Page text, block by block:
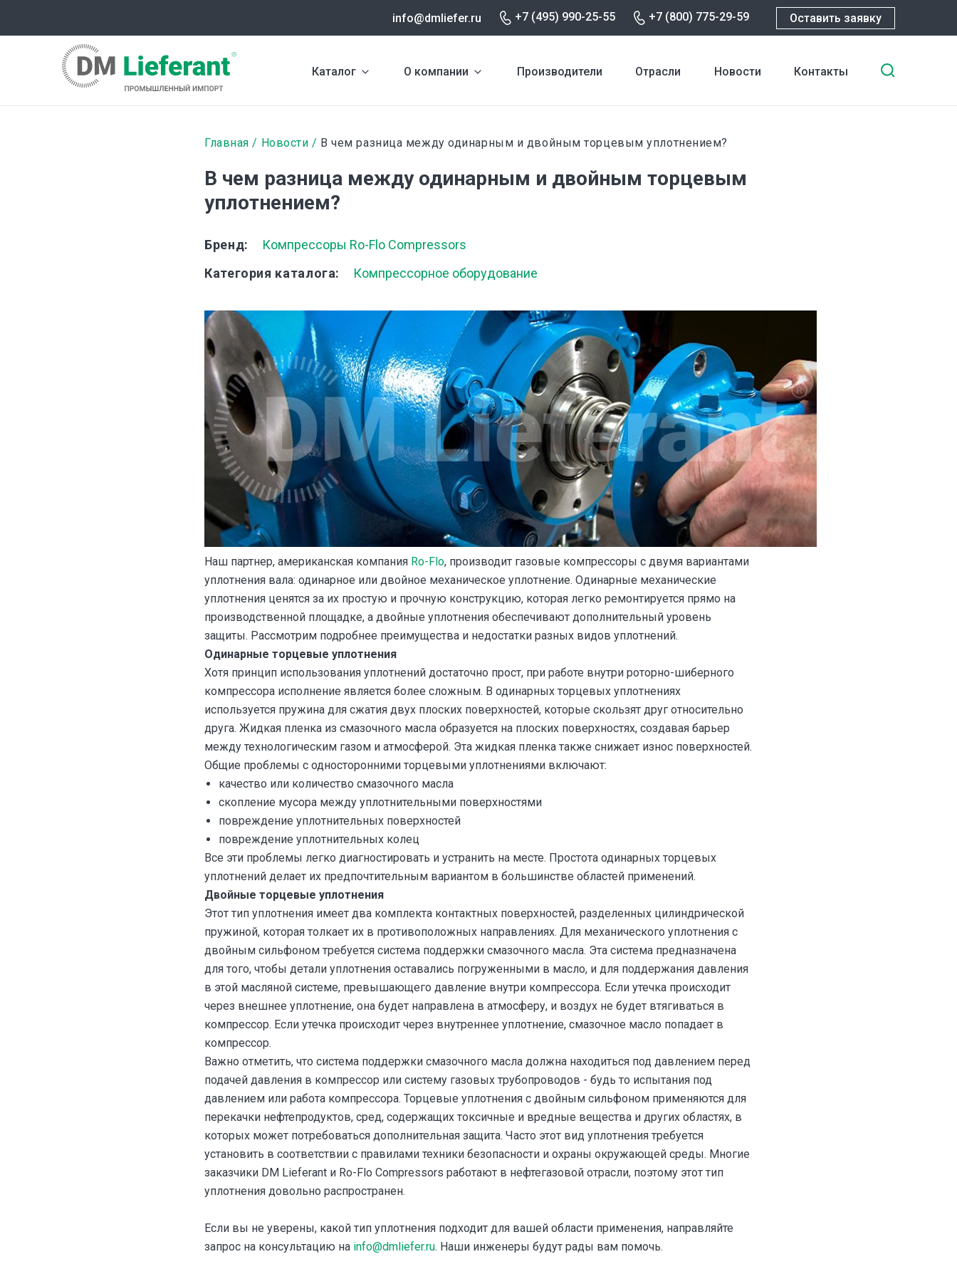
содержанию
info@dmliefer.ru +7 (495) 990-25-55 +7 (800) 775-29-59 Оставить заявку
Каталог О компании Производители Отрасли Новости Контакты
Строка
навигации
Главная Новости В чем разница между одинарным и двойным торцевым уплотнением?
В чем разница между одинарным и двойным торцевым
уплотнением?
Бренд
Компрессоры Ro-Flo Compressors
Категория каталога
Компрессорное оборудование
Наш партнер, американская компания Ro-Flo, производит газовые компрессоры с двумя вариантами
уплотнения вала: одинарное или двойное механическое уплотнение. Одинарные механические
уплотнения ценятся за их простую и прочную конструкцию, которая легко ремонтируется прямо на
производственной площадке, а двойные уплотнения обеспечивают дополнительный уровень
защиты. Рассмотрим подробнее преимущества и недостатки разных видов уплотнений.
Одинарные торцевые уплотнения
Хотя принцип использования уплотнений достаточно прост, при работе внутри роторно-шиберного
компрессора исполнение является более сложным. В одинарных торцевых уплотнениях
используется пружина для сжатия двух плоских поверхностей, которые скользят друг относительно
друга. Жидкая пленка из смазочного масла образуется на плоских поверхностях, создавая барьер
между технологическим газом и атмосферой. Эта жидкая пленка также снижает износ поверхностей.
Общие проблемы с односторонними торцевыми уплотнениями включают:
качество или количество смазочного масла
скопление мусора между уплотнительными поверхностями
повреждение уплотнительных поверхностей
повреждение уплотнительных колец
Все эти проблемы легко диагностировать и устранить на месте. Простота одинарных торцевых
уплотнений делает их предпочтительным вариантом в большинстве областей применений.
Двойные торцевые уплотнения
Этот тип уплотнения имеет два комплекта контактных поверхностей, разделенных цилиндрической
пружиной, которая толкает их в противоположных направлениях. Для механического уплотнения с
двойным сильфоном требуется система поддержки смазочного масла. Эта система предназначена
для того, чтобы детали уплотнения оставались погруженными в масло, и для поддержания давления
в этой масляной системе, превышающего давление внутри компрессора. Если утечка происходит
через внешнее уплотнение, она будет направлена в атмосферу, и воздух не будет втягиваться в
компрессор. Если утечка происходит через внутреннее уплотнение, смазочное масло попадает в
компрессор.
Важно отметить, что система поддержки смазочного масла должна находиться под давлением перед
подачей давления в компрессор или систему газовых трубопроводов - будь то испытания под
давлением или работа компрессора. Торцевые уплотнения с двойным сильфоном применяются для
перекачки нефтепродуктов, сред, содержащих токсичные и вредные вещества и других областях, в
которых может потребоваться дополнительная защита. Часто этот вид уплотнения требуется
установить в соответствии с правилами техники безопасности и охраны окружающей среды. Многие
заказчики DM Lieferant и Ro-Flo Compressors работают в нефтегазовой отрасли, поэтому этот тип
уплотнения довольно распространен.
Если вы не уверены, какой тип уплотнения подходит для вашей области применения, направляйте
запрос на консультацию на info@dmliefer.ru. Наши инженеры будут рады вам помочь.